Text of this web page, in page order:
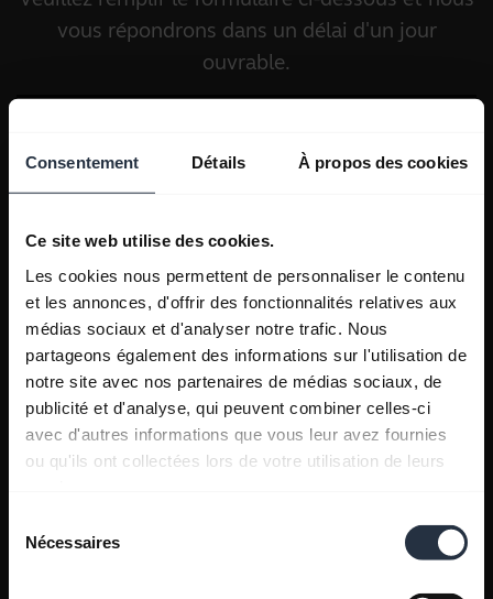
Consentement Détails À propos des cookies
Ce site web utilise des cookies.
Les cookies nous permettent de personnaliser le contenu
et les annonces, d'offrir des fonctionnalités relatives aux
médias sociaux et d'analyser notre trafic. Nous
partageons également des informations sur l'utilisation de
notre site avec nos partenaires de médias sociaux, de
publicité et d'analyse, qui peuvent combiner celles-ci
avec d'autres informations que vous leur avez fournies
ou qu'ils ont collectées lors de votre utilisation de leurs
Nécessaires
vous répondrons dans un délai d'un jour
ouvrable.